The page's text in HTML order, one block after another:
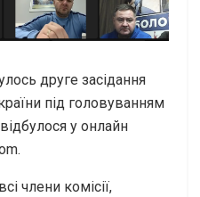
друге засідання
під головуванням
відбулося у онлайн
члени комісії,